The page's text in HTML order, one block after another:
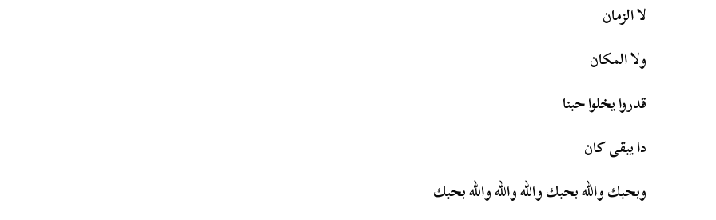
لا الزمان
ولا المكان
قدروا يخلوا حبنا
دا يبقى كان
وبحبك والله بحبك والله والله والله بحبك